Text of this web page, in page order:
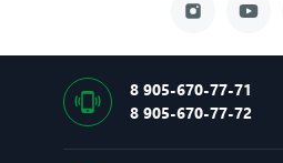
8 905-670-77-71
8 905-670-77-72